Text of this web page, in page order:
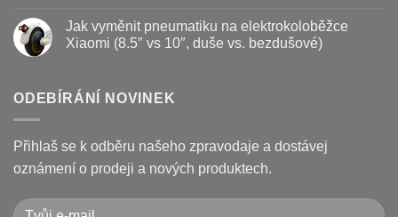
na
koloběžce
poruchy
koloběžek
Kugoo
opravit
textu
s
displeje
Xiaomi
Pro
a
jak
je
Jak vyměnit pneumatiku na elektrokoloběžce
Xiaomi (8.5″ vs 10″, duše vs. bezdušové)
textu
s
vyměnit
pneumatiku
na
elektrokoloběžce
(8.5″
vs
ODEBÍRÁNÍ NOVINEK
Přihlaš se k odběru našeho zpravodaje a dostávej
oznámení o prodeji a nových produktech.